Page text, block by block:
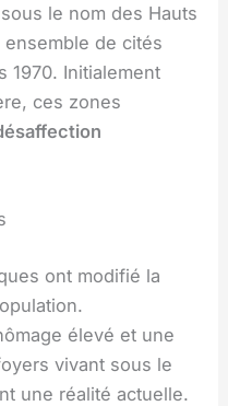
le nom des Hauts
de cités
1970. Initialement
ces zones
ont modifié la
élevé et une
vivant sous le
une réalité actuelle.